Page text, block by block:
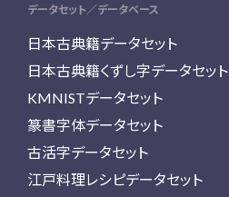
データセット／データベース
日本古典籍データセット
日本古典籍くずし字データセット
KMNISTデータセット
篆書字体データセット
古活字データセット
江戸料理レシピデータセット